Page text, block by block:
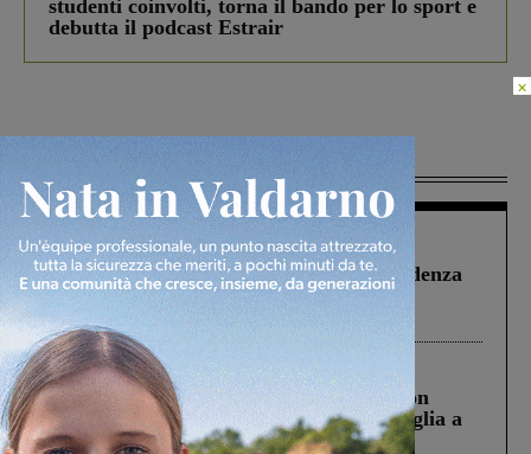
studenti coinvolti, torna il bando per lo sport e
debutta il podcast Estrair
Più lette
Figline Incisa Valdarno 1 Agosto 2026
Piscina di Figline finanziata oltre la scadenza
Pnrr, il gruppo di Fratelli d’Italia: “Un
ringraziamento al Governo”
Cronaca 3 Agosto 2026
Scomparso da una struttura di Castiglion
Fiorentino l’uomo che aveva ucciso la figlia a
Levane nel 2020
×